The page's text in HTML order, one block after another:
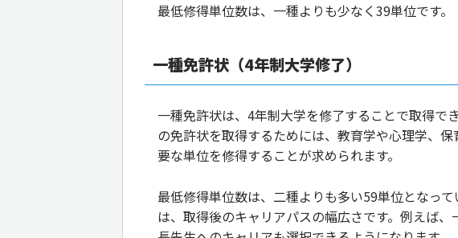
最低修得単位数は、一種よりも少なく39単位です。
一種免許状（4年制大学修了）
一種免許状は、4年制大学を修了することで取得で
の免許状を取得するためには、教育学や心理学、
要な単位を修得することが求められます。
最低修得単位数は、二種よりも多い59単位となっ
は、取得後のキャリアパスの幅広さです。例えば